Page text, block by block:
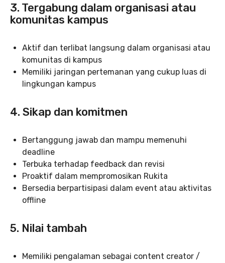
3. Tergabung dalam organisasi atau
komunitas kampus
Aktif dan terlibat langsung dalam organisasi atau
komunitas di kampus
Memiliki jaringan pertemanan yang cukup luas di
lingkungan kampus
4. Sikap dan komitmen
Bertanggung jawab dan mampu memenuhi
deadline
Terbuka terhadap feedback dan revisi
Proaktif dalam mempromosikan Rukita
Bersedia berpartisipasi dalam event atau aktivitas
offline
5. Nilai tambah
Memiliki pengalaman sebagai content creator /